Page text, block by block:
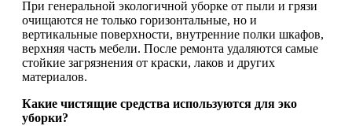
При генеральной экологичной уборке от пыли и грязи
очищаются не только горизонтальные, но и
вертикальные поверхности, внутренние полки шкафов,
верхняя часть мебели. После ремонта удаляются самые
стойкие загрязнения от краски, лаков и других
материалов.
Какие чистящие средства используются для эко
уборки?